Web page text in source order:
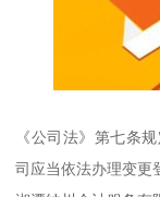
《公司法》第七条
司应当依法办理变更